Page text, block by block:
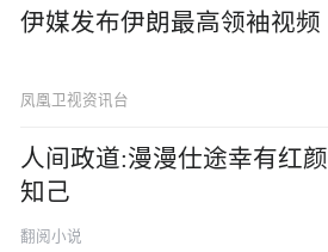
伊媒发布伊朗最高领袖视频
凤凰卫视资讯台
人间政道:漫漫仕途幸有红颜
知己
翻阅小说